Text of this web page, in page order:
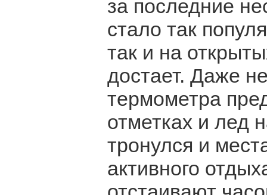
за последние
стало так
так и на
достает. Даже
термометра
отметках и лед
тронулся и
активного